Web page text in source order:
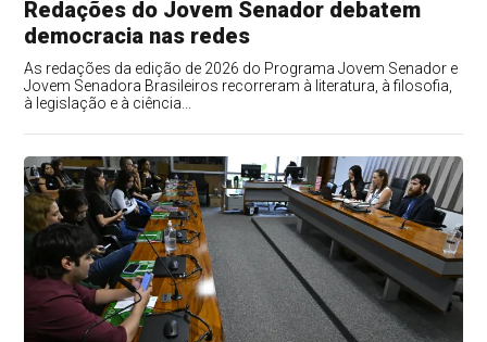
Redações do Jovem Senador debatem
democracia nas redes
As redações da edição de 2026 do Programa Jovem Senador e
Jovem Senadora Brasileiros recorreram à literatura, à filosofia,
à legislação e à ciência...